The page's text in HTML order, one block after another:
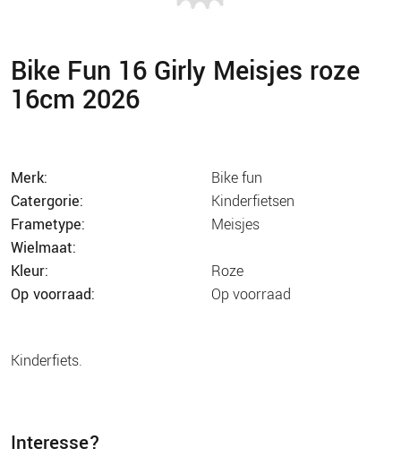
Bike Fun 16 Girly Meisjes roze
16cm 2026
merk:
bike fun
catergorie:
kinderfietsen
frametype:
meisjes
wielmaat:
kleur:
roze
op voorraad:
op voorraad
kinderfiets.
interesse?